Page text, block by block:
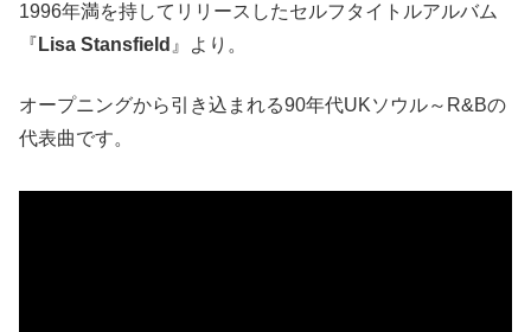
1996年満を持してリリースしたセルフタイトルアルバム
『 Lisa Stansfield 』より。
オープニングから引き込まれる90年代UKソウル～R&Bの
代表曲です。